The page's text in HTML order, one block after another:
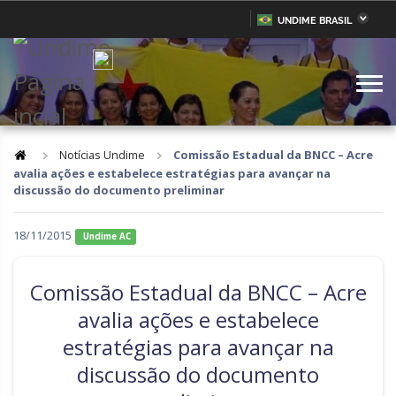
IR
PARA
CONTEÚDO
UNDIME BRASIL
Bahia Ceará
Goiás Maranhão
Mato Grosso
Rio de Janeiro Rio Grande do Norte
Rondônia Roraima
Notícias Undime
Comissão Estadual da BNCC – Acre
avalia ações e estabelece estratégias para avançar na
discussão do documento preliminar
18/11/2015 Undime AC
Comissão Estadual da BNCC – Acre
avalia ações e estabelece
estratégias para avançar na
discussão do documento